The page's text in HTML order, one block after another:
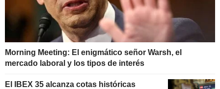
Morning Meeting: El enigmático señor Warsh, el
mercado laboral y los tipos de interés
El IBEX 35 alcanza cotas históricas